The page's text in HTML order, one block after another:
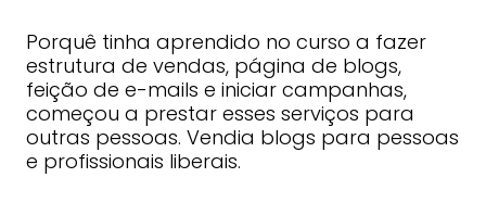
Porquê tinha aprendido no curso a fazer
estrutura de vendas, página de blogs,
feição de e-mails e iniciar campanhas,
começou a prestar esses serviços para
outras pessoas. Vendia blogs para pessoas
e profissionais liberais.